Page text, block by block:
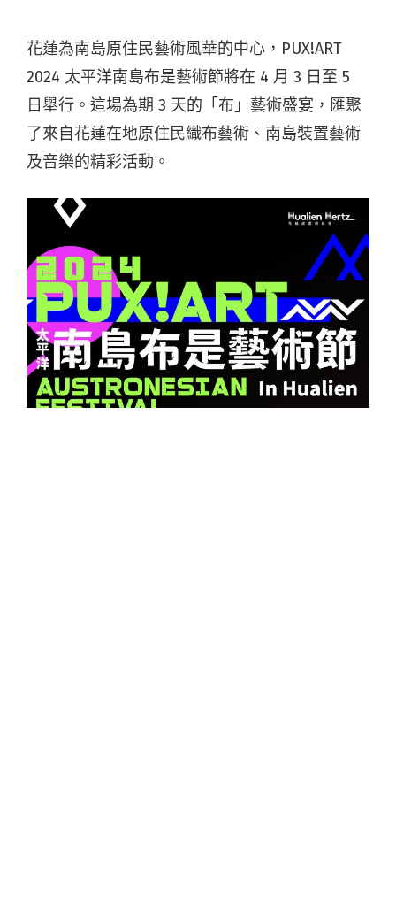
花蓮為南島原住民藝術風華的中心，PUX!ART
2024 太平洋南島布是藝術節將在 4 月 3 日至 5
日舉行。這場為期 3 天的「布」藝術盛宴，匯聚
了來自花蓮在地原住民織布藝術、南島裝置藝術
及音樂的精彩活動。